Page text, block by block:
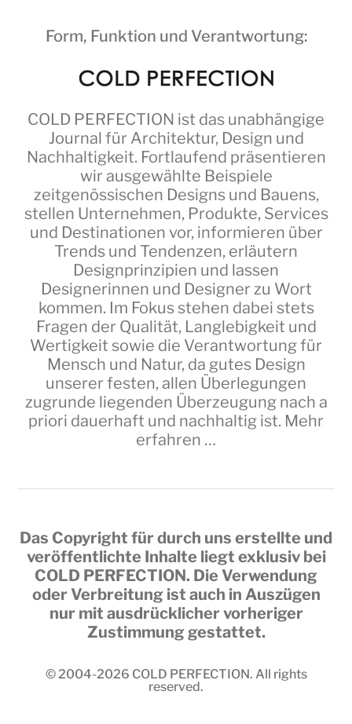
Form, Funktion und Verantwortung:
COLD PERFECTION ist das unabhängige
Journal für Architektur, Design und
Nachhaltigkeit. Fortlaufend präsentieren
wir ausgewählte Beispiele
zeitgenössischen Designs und Bauens,
stellen Unternehmen, Produkte, Services
und Destinationen vor, informieren über
Trends und Tendenzen, erläutern
Designprinzipien und lassen
Designerinnen und Designer zu Wort
kommen. Im Fokus stehen dabei stets
Fragen der Qualität, Langlebigkeit und
Wertigkeit sowie die Verantwortung für
Mensch und Natur, da gutes Design
unserer festen, allen Überlegungen
zugrunde liegenden Überzeugung nach a
priori dauerhaft und nachhaltig ist. Mehr
erfahren …
Das Copyright für durch uns erstellte und
veröffentlichte Inhalte liegt exklusiv bei
COLD PERFECTION. Die Verwendung
oder Verbreitung ist auch in Auszügen
nur mit ausdrücklicher vorheriger
Zustimmung gestattet.
© 2004-2026 COLD PERFECTION. All rights
reserved.